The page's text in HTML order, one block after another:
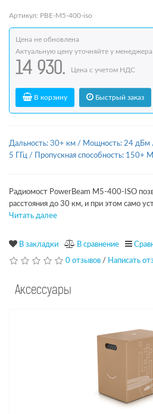
Артикул: PBE-M5-400-iso
Цена не обновлена
Актуальную цену уточняйте у менеджера
14 930. Цена с учетом НДС
В корзину Быстрый заказ
Дальность: 30+ км / Мощность: 24 дБм
5 ГГц / Пропускная способность: 150+
Радиомост PowerBeam M5-400-ISO
расстояния до 30 км, и при этом само
Читать далее
В закладки В сравнение
0 отзывов / Написать
Аксессуары